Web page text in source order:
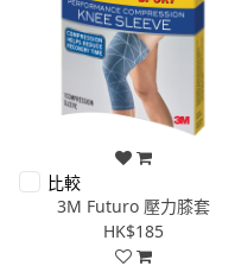
比較
3M Futuro 壓力膝套
HK$185